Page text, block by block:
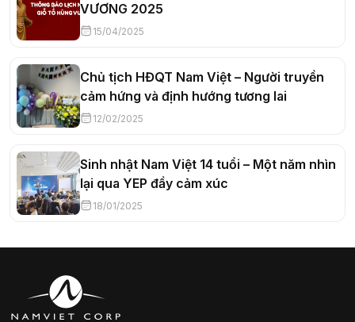
VƯƠNG 2025
15/04/2025
Chủ tịch HĐQT Nam Việt – Người truyền
cảm hứng và định hướng tương lai
12/02/2025
Sinh nhật Nam Việt 14 tuổi – Một năm nhìn
lại qua YEP đầy cảm xúc
18/01/2025